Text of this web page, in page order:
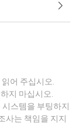
어 주십시오.
지 마십시오.
스템을 부팅하지
사는 책임을 지지